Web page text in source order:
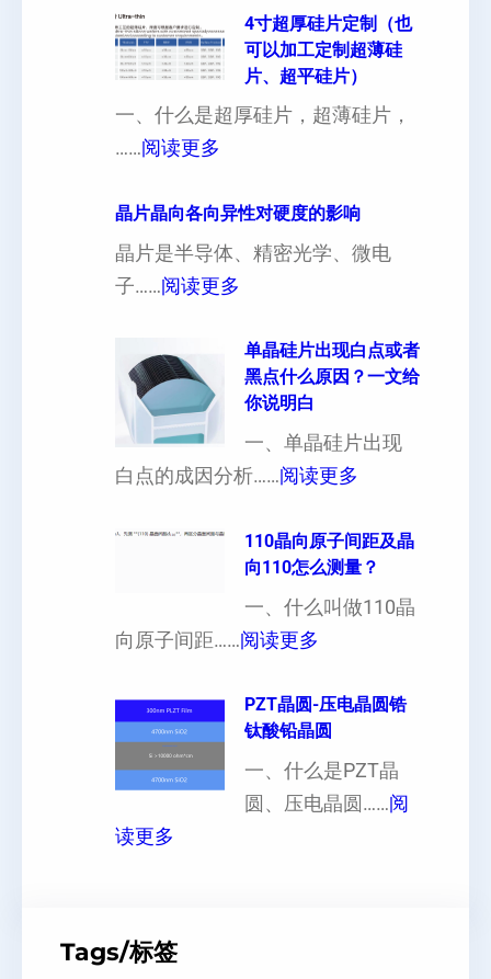
4寸超厚硅片定制（也
可以加工定制超薄硅
片、超平硅片）
一、什么是超厚硅片，超薄硅片，
……阅读更多
寸
超
厚
也
以
定
超
薄
硅
晶片晶向各向异性对硬度的影响
晶片是半导体、精密光学、微电
子……阅读更多
片
晶
向
各
向
性
对
硬
度
影
响
单晶硅片出现白点或者
黑点什么原因？一文给
你说明白
一、单晶硅片出现
白点的成因分析……阅读更多
晶
硅
片
白
或
者
110晶向原子间距及晶
向110怎么测量？
一、什么叫做110晶
向原子间距……阅读更多
1
0
晶
向
PZT晶圆-压电晶圆锆
钛酸铅晶圆
一、什么是PZT晶
圆、压电晶圆……阅
读更多
晶
Tags/标签